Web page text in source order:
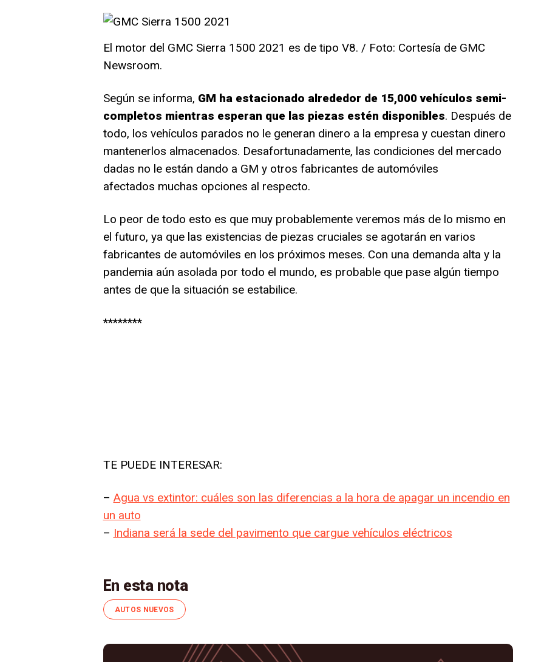
El motor del GMC Sierra 1500 2021 es de tipo V8. / Foto: Cortesía de GMC
Newsroom.
Según se informa, GM ha estacionado alrededor de 15,000 vehículos semi-
completos mientras esperan que las piezas estén disponibles. Después de
todo, los vehículos parados no le generan dinero a la empresa y cuestan dinero
mantenerlos almacenados. Desafortunadamente, las condiciones del mercado
dadas no le están dando a GM y otros fabricantes de automóviles
afectados muchas opciones al respecto.
Lo peor de todo esto es que muy probablemente veremos más de lo mismo en
el futuro, ya que las existencias de piezas cruciales se agotarán en varios
fabricantes de automóviles en los próximos meses. Con una demanda alta y la
pandemia aún asolada por todo el mundo, es probable que pase algún tiempo
antes de que la situación se estabilice.
********
TE PUEDE INTERESAR:
– Agua vs extintor: cuáles son las diferencias a la hora de apagar un incendio en
un auto
– Indiana será la sede del pavimento que cargue vehículos eléctricos
En esta nota
AUTOS NUEVOS